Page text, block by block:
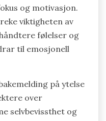
og motivasjon.
viktigheten av
følelser og
til emosjonell
på ytelse
over
selvbevissthet og